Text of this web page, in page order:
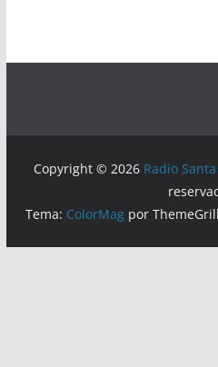
Copyright © 2026 Radio
Tema: ColorMag por